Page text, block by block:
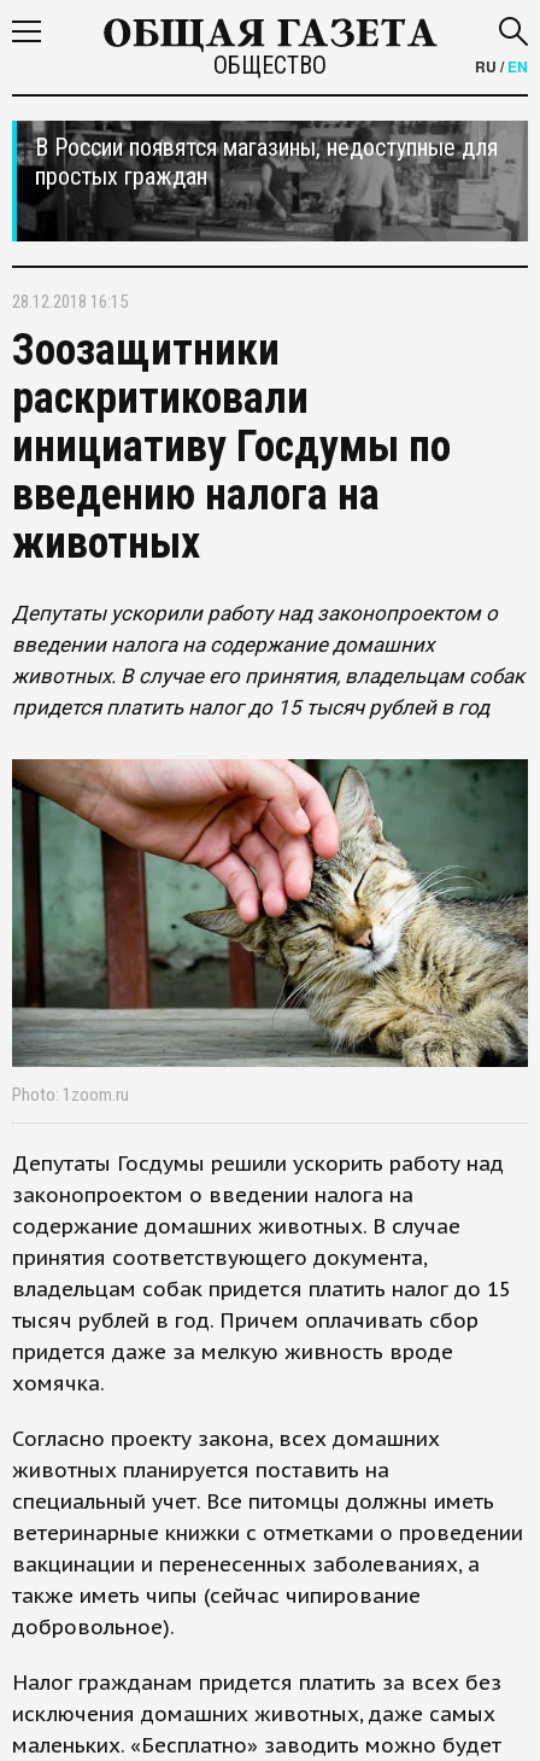
ОБЩЕСТВО RU /EN
В России появятся магазины, недоступные для
простых граждан
28.12.2018 16:15
Зоозащитники
раскритиковали
инициативу Госдумы по
введению налога на
животных
Депутаты ускорили работу над законопроектом о
введении налога на содержание домашних
животных. В случае его принятия, владельцам собак
придется платить налог до 15 тысяч рублей в год
Photo: 1zoom.ru
Депутаты Госдумы решили ускорить работу над
законопроектом о введении налога на
содержание домашних животных. В случае
принятия соответствующего документа,
владельцам собак придется платить налог до 15
тысяч рублей в год. Причем оплачивать сбор
придется даже за мелкую живность вроде
хомячка.
Согласно проекту закона, всех домашних
животных планируется поставить на
специальный учет. Все питомцы должны иметь
ветеринарные книжки с отметками о проведении
вакцинации и перенесенных заболеваниях, а
также иметь чипы (сейчас чипирование
добровольное).
Налог гражданам придется платить за всех без
исключения домашних животных, даже самых
маленьких. «Бесплатно» заводить можно будет